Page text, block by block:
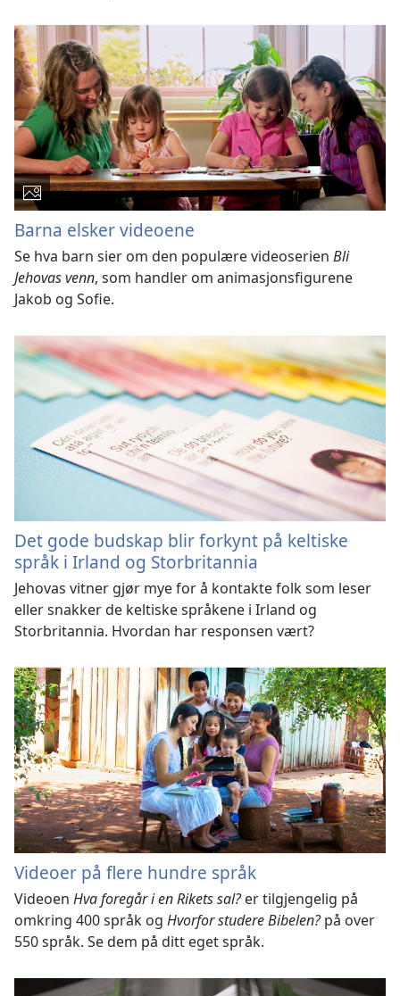
Barna elsker videoene
Se hva barn sier om den populære videoserien Bli
Jehovas venn, som handler om animasjonsfigurene
Jakob og Sofie.
Det gode budskap blir forkynt på keltiske
språk i Irland og Storbritannia
Jehovas vitner gjør mye for å kontakte folk som leser
eller snakker de keltiske språkene i Irland og
Storbritannia. Hvordan har responsen vært?
Videoer på flere hundre språk
Videoen Hva foregår i en Rikets sal?er tilgjengelig på
omkring 400 språk og Hvorfor studere Bibelen?på over
550 språk. Se dem på ditt eget språk.